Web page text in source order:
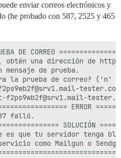
enviar correos electrónicos y
(he probado con 587, 2525 y 465
DE CORREO
obtén una dirección de
mensaje de prueba.
la prueba de correo? ('n'
ERROR
falló.
SOLUCIÓN
es que tu servidor tenga
como Mailgun o